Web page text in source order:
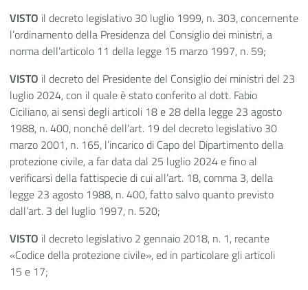
VISTO il decreto legislativo 30 luglio 1999, n. 303, concernente
l’ordinamento della Presidenza del Consiglio dei ministri, a
norma dell’articolo 11 della legge 15 marzo 1997, n. 59;
VISTO il decreto del Presidente del Consiglio dei ministri del 23
luglio 2024, con il quale è stato conferito al dott. Fabio
Ciciliano, ai sensi degli articoli 18 e 28 della legge 23 agosto
1988, n. 400, nonché dell’art. 19 del decreto legislativo 30
marzo 2001, n. 165, l’incarico di Capo del Dipartimento della
protezione civile, a far data dal 25 luglio 2024 e fino al
verificarsi della fattispecie di cui all’art. 18, comma 3, della
legge 23 agosto 1988, n. 400, fatto salvo quanto previsto
dall’art. 3 del luglio 1997, n. 520;
VISTO il decreto legislativo 2 gennaio 2018, n. 1, recante
«Codice della protezione civile», ed in particolare gli articoli
15 e 17;